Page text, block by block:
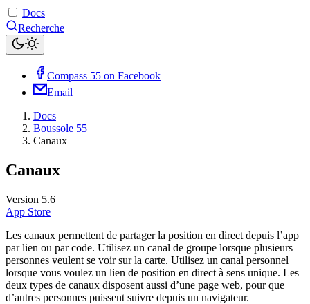
Docs
Recherche
Compass 55 on Facebook
Email
Docs
Boussole 55
Canaux
Canaux
Version 5.6
App Store
Les canaux permettent de partager la position en direct depuis l’app
par lien ou par code. Utilisez un canal de groupe lorsque plusieurs
personnes veulent se voir sur la carte. Utilisez un canal personnel
lorsque vous voulez un lien de position en direct à sens unique. Les
deux types de canaux disposent aussi d’une page web, pour que
d’autres personnes puissent suivre depuis un navigateur.